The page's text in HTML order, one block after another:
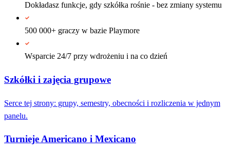
Dokładasz funkcje, gdy szkółka rośnie - bez zmiany systemu
500 000+ graczy w bazie Playmore
Wsparcie 24/7 przy wdrożeniu i na co dzień
Szkółki i zajęcia grupowe
Serce tej strony: grupy, semestry, obecności i rozliczenia w jednym
panelu.
Turnieje Americano i Mexicano